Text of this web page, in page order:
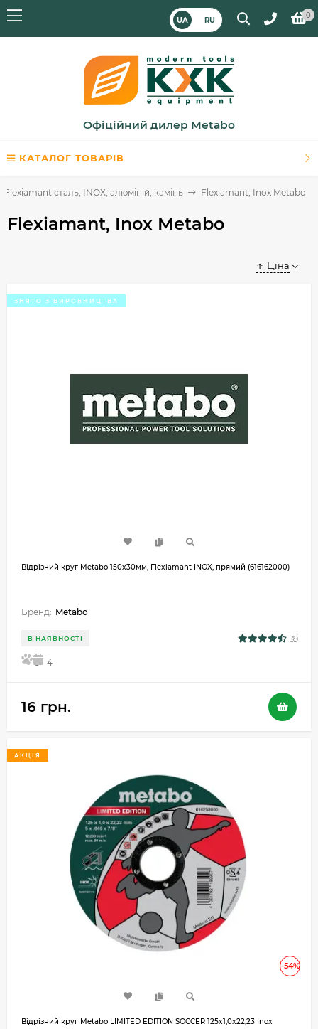
UA RU
0
Офіційний дилер Metabo
КАТАЛОГ ТОВАРІВ
Flexiamant сталь, INOX, алюміній, камінь Flexiamant, Inox Metabo
Flexiamant, Inox Metabo
Ціна
ЗНЯТО З ВИРОБНИЦТВА
Відрізний круг Metabo 150x30мм, Flexiamant INOX, прямий (616162000)
Бренд: Metabo
В НАЯВНОСТІ 39
5 4
16 грн.
-54%
АКЦІЯ
Відрізний круг Metabo LIMITED EDITION SOCCER 125x1,0x22,23 Inox